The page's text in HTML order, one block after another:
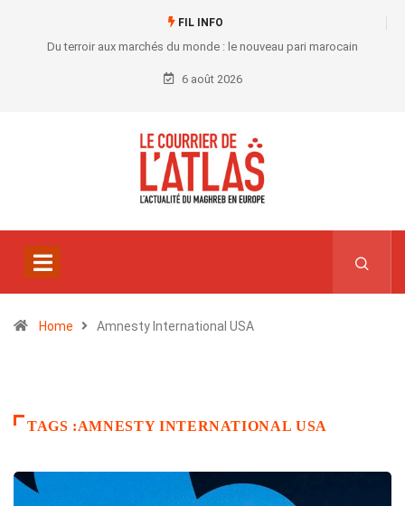
FIL INFO
Du terroir aux marchés du monde : le nouveau pari marocain
6 août 2026
Home Amnesty International USA
TAGS :AMNESTY INTERNATIONAL USA